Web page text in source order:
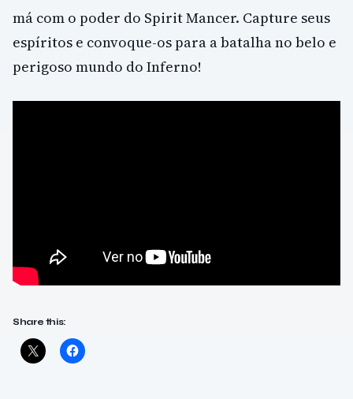
má com o poder do Spirit Mancer. Capture seus
espíritos e convoque-os para a batalha no belo e
perigoso mundo do Inferno!
Share this: